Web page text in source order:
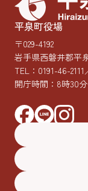
平泉町役場
〒029-4192
岩手県西磐井郡平
TEL： 0191-46-2111
開庁時間：8時30